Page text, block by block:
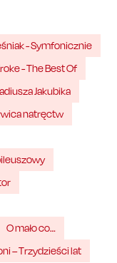
- Symfonicznie
- The Best Of
Jakubika
natręctw
O mało co…
– Trzydzieści lat